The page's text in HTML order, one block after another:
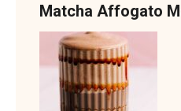
Matcha Affogato